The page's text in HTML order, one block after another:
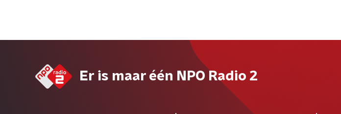
Er is maar één NPO Radio 2